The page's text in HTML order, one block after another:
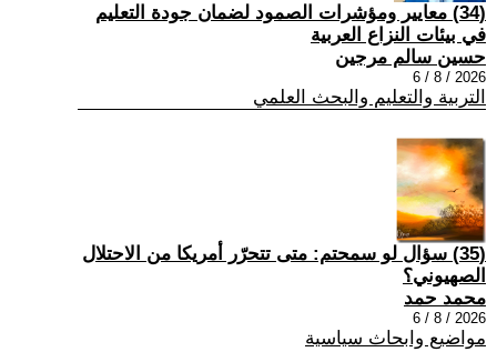
(34) معايير ومؤشرات الصمود لضمان جودة التعليم
في بيئات النزاع العربية
حسين سالم مرجين
2026 / 8 / 6
التربية والتعليم والبحث العلمي
(35) سؤال لو سمحتم: متى تتحرّر أمريكا من الاحتلال
الصهيوني؟
محمد حمد
2026 / 8 / 6
مواضيع وابحاث سياسية